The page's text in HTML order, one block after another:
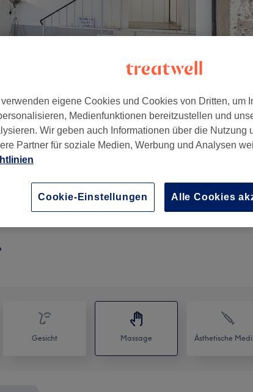
Gesichts- und Dekolleté-Massage
Details anzeigen
Gesicht Massage Ästhetische
eigene Cookies und Cookies von Dritten, um
Medienfunktionen bereitzustellen und
Wir geben auch Informationen über die Nutzung
Partner für soziale Medien, Werbung und Analysen
Cookie-Einstellungen Alle Cookies